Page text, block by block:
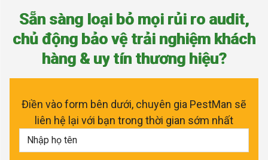
Sẵn sàng loại bỏ mọi rủi ro audit,
chủ động bảo vệ trải nghiệm khách
hàng & uy tín thương hiệu?
Điền vào form bên dưới, chuyên gia PestMan sẽ
liên hệ lại với bạn trong thời gian sớm nhất